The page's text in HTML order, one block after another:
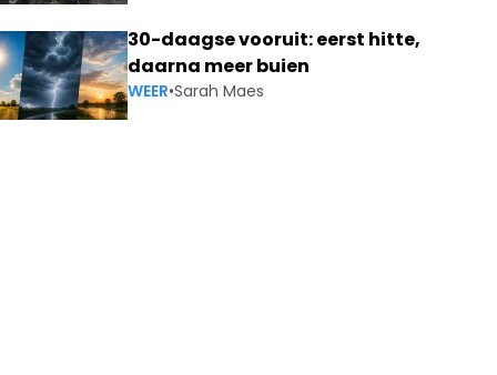
30-daagse vooruit: eerst hitte,
daarna meer buien
WEER•Sarah Maes